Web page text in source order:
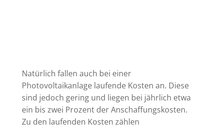
Natürlich fallen auch bei einer
Photovoltaikanlage laufende Kosten an. Diese
sind jedoch gering und liegen bei jährlich etwa
ein bis zwei Prozent der Anschaffungskosten.
Zu den laufenden Kosten zählen